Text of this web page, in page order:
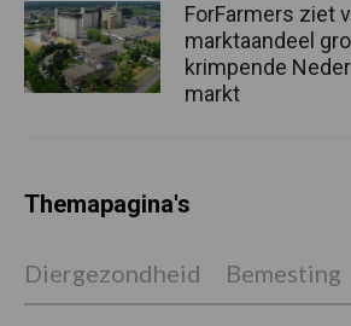
ForFarmers ziet
marktaandeel
krimpende
markt
Themapagina's
Diergezondheid Bemesting